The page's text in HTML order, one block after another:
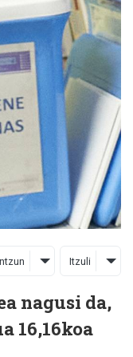
Itzuli
nagusi da,
16,16koa